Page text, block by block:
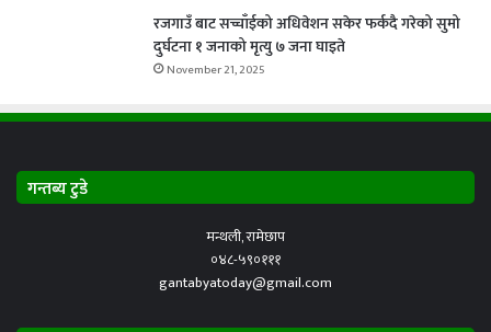
रजगाउँ बाट सच्चाँईको अधिवेशन सकेर फर्कदै गरेको सुमो
दुर्घटना १ जनाको मृत्यु ७ जना घाइते
November 21, 2025
गन्तब्य टुडे
मन्थली, रामेछाप
०४८-५९०१११
gantabyatoday@gmail.com